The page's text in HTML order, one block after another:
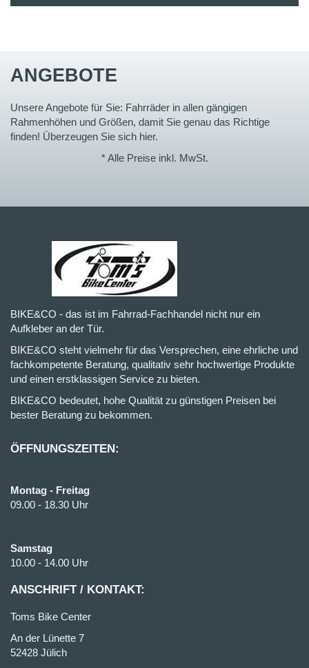
ANGEBOTE
Unsere Angebote für Sie: Fahrräder in allen gängigen
Rahmenhöhen und Größen, damit Sie genau das Richtige
finden! Überzeugen Sie sich hier.
* Alle Preise inkl. MwSt.
BIKE&CO - das ist im Fahrrad-Fachhandel nicht nur ein
Aufkleber an der Tür.
BIKE&CO steht vielmehr für das Versprechen, eine ehrliche und
fachkompetente Beratung, qualitativ sehr hochwertige Produkte
und einen erstklassigen Service zu bieten.
BIKE&CO bedeutet, hohe Qualität zu günstigen Preisen bei
bester Beratung zu bekommen.
ÖFFNUNGSZEITEN:
Montag - Freitag
09.00 - 18.30 Uhr
Samstag
10.00 - 14.00 Uhr
ANSCHRIFT / KONTAKT:
Toms Bike Center
An der Lünette 7
52428 Jülich